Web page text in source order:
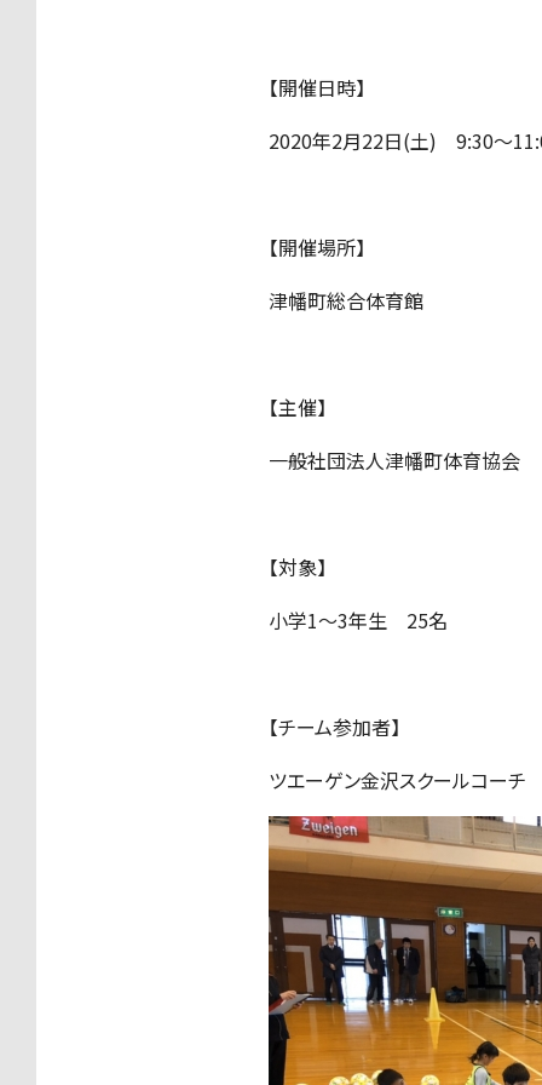
【開催日時】
2020年2月22日(土) 9:30～
【開催場所】
津幡町総合体育館
【主催】
一般社団法人津幡町体育協会
【対象】
小学1～3年生 25名
【チーム参加者】
ツエーゲン金沢スクールコー